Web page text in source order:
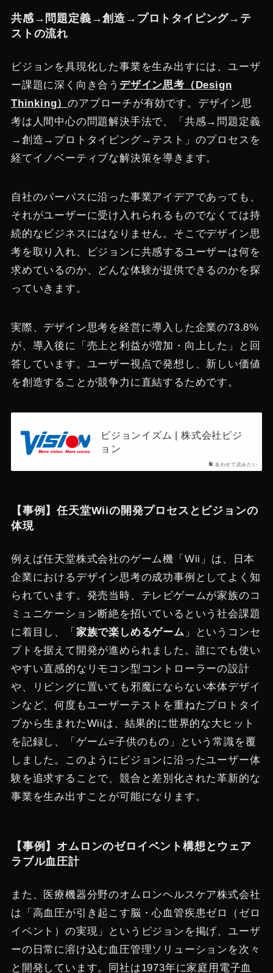
共感→問題定義→創造→プロトタイピング→テ
ストの流れ
ビジョンを具現化した事業を生み出すには、ユーザ
ー課題に深く向き合う デザイン思考（Design
Thinking）のアプローチが有効です。デザイン思
考は人間中心の問題解決手法で、「共感→問題定義
→創造→プロトタイピング→テスト」のプロセスを
経てイノベーティブな解決策を導きます。
自社のパーパスに沿った事業アイデアであっても、
それがユーザーに受け入れられるものでなくては持
続的なビジネスにはなりません。そこでデザイン思
考を取り入れ、ビジョンに共感するユーザーは何を
求めているのか、どんな体験が提供できるのかを探
っていきます。
実際、デザイン思考を経営に導入した企業の73.8%
が、導入後に「売上と利益が増加・向上した」と回
答しています​。ユーザー視点で発想し、新しい価値
を創造することが競争力に直結するためです。
あわせて読みたい
ビジョンイズム | 株式会社ビジ
ョン
【事例】任天堂Wiiの開発プロセスとビジョンの
体現
例えば任天堂株式会社のゲーム機「Wii」は、日本
企業におけるデザイン思考の成功事例としてよく知
られています。発売当時、テレビゲームが家族のコ
ミュニケーション断絶を招いているという社会課題
に着目し、「 家族で楽しめるゲーム 」というコンセ
プトを据えて開発が進められました​。誰にでも使い
やすい直感的なリモコン型コントローラーの設計
や、リビングに置いても邪魔にならない本体デザイ
ンなど、何度もユーザーテストを重ねたプロトタイ
プから生まれたWiiは、結果的に世界的な大ヒット
を記録し、「ゲーム=子供のもの」という常識を覆
しました。このようにビジョンに沿ったユーザー体
験を追求することで、競合と差別化された革新的な
事業を生み出すことが可能になります。
【事例】オムロンのゼロイベント構想とウェア
ラブル血圧計
また、医療機器分野のオムロンヘルスケア株式会社
は「高血圧が引き起こす脳・心血管疾患ゼロ（ゼロ
イベント）の実現」というビジョンを掲げ、ユーザ
ーの日常に溶け込む血圧管理ソリューションを次々
と開発しています。同社は1973年に家庭用電子血